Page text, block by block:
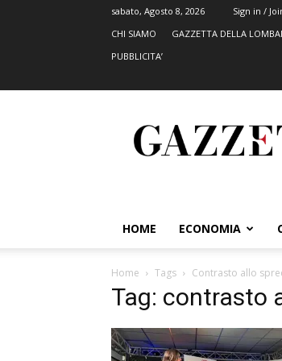
sabato, Agosto 8, 2026
Sign in /
CHI SIAMO
GAZZETTA DELLA
PUBBLICITA’
HOME ECONOMIA
Home Tags Contrasto allo
Tag: contrasto